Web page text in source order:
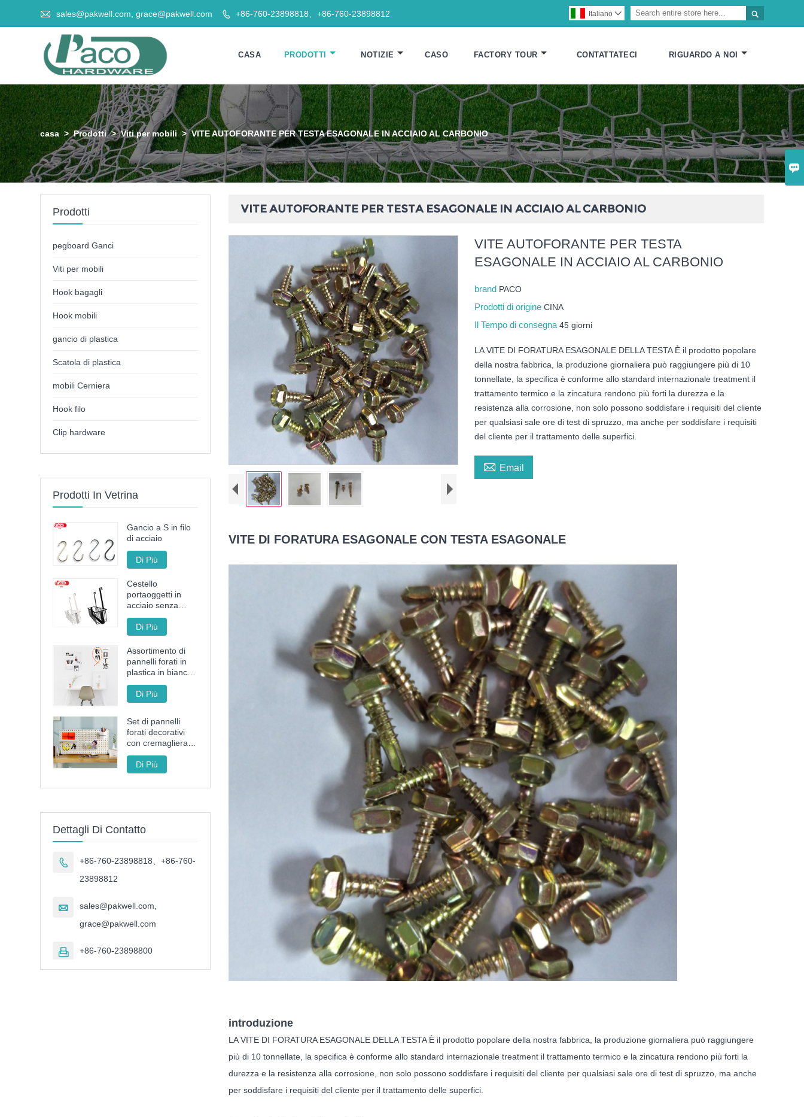

 sales@pakwell.com, grace@pakwell.com  +86-760-23898818、+86-760-23898812 
Italiano 
CASA PRODOTTI NOTIZIE CASO FACTORY TOUR CONTATTATECI RIGUARDO A NOI
casa > Prodotti > Viti per mobili > VITE AUTOFORANTE PER TESTA ESAGONALE IN ACCIAIO AL CARBONIO
VITE AUTOFORANTE PER TESTA ESAGONALE IN ACCIAIO AL CARBONIO
VITE AUTOFORANTE PER TESTA
ESAGONALE IN ACCIAIO AL CARBONIO
brand PACO
Prodotti di origineCINA
Il Tempo di consegna45 giorni
LA VITE DI FORATURA ESAGONALE DELLA TESTA È il prodotto popolare
della nostra fabbrica, la produzione giornaliera può raggiungere più di 10
tonnellate, la specifica è conforme allo standard internazionale treatment il
trattamento termico e la zincatura rendono più forti la durezza e la
resistenza alla corrosione, non solo possono soddisfare i requisiti del cliente
per qualsiasi sale ore di test di spruzzo, ma anche per soddisfare i requisiti
del cliente per il trattamento delle superfici.
 Email
VITE DI FORATURA ESAGONALE CON TESTA ESAGONALE
introduzione
LA VITE DI FORATURA ESAGONALE DELLA TESTA È il prodotto popolare della nostra fabbrica, la produzione giornaliera può raggiungere
più di 10 tonnellate, la specifica è conforme allo standard internazionale treatment il trattamento termico e la zincatura rendono più forti la
durezza e la resistenza alla corrosione, non solo possono soddisfare i requisiti del cliente per qualsiasi sale ore di test di spruzzo, ma anche
per soddisfare i requisiti del cliente per il trattamento delle superfici.
Prodotti
pegboard Ganci
Viti per mobili
Hook bagagli
Hook mobili
gancio di plastica
Scatola di plastica
mobili Cerniera
Hook filo
Clip hardware
Prodotti In Vetrina
Gancio a S in filo
di acciaio
Di Più
Cestello
portaoggetti in
acciaio senza
punzonatura
Di Più
Assortimento di
pannelli forati in
plastica in bianco
e nero
Di Più
Set di pannelli
forati decorativi
con cremagliera,
cestino e tazza
per
l'organizzazione
Di Più
Dettagli Di Contatto

+86-760-23898818、+86-760-
23898812

sales@pakwell.com,
grace@pakwell.com
 +86-760-23898800